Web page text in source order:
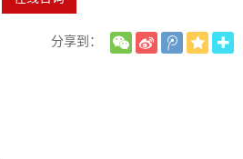
分享到：